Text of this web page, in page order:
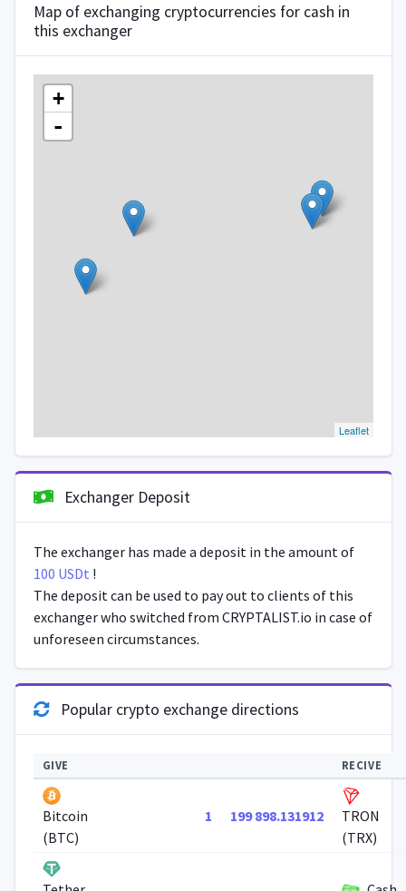
Map of exchanging cryptocurrencies for cash in
this exchanger
+
-
Leaflet
Exchanger Deposit
The exchanger has made a deposit in the amount of
100 USDt !
The deposit can be used to pay out to clients of this
exchanger who switched from CRYPTALIST.io in case of
unforeseen circumstances.
Popular crypto exchange directions
GIVE RECIVE
Bitcoin
(BTC)
1 199 898.131912
TRON
(TRX)